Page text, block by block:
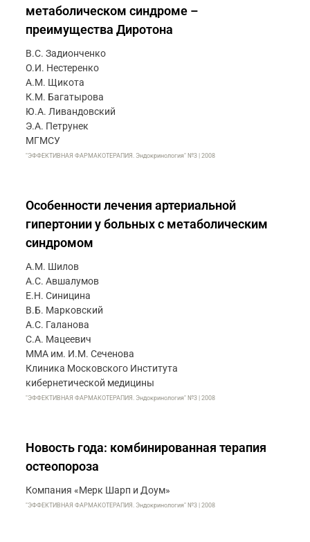
метаболическом синдроме –
преимущества Диротона
В.С. Задионченко
О.И. Нестеренко
А.М. Щикота
К.М. Багатырова
Ю.А. Ливандовский
Э.А. Петрунек
МГМСУ
"ЭФФЕКТИВНАЯ ФАРМАКОТЕРАПИЯ. Эндокринология" №3 | 2008
Особенности лечения артериальной
гипертонии у больных с метаболическим
синдромом
А.М. Шилов
А.С. Авшалумов
Е.Н. Синицина
В.Б. Марковский
А.С. Галанова
С.А. Мацеевич
ММА им. И.М. Сеченова
Клиника Московского Института
кибернетической медицины
"ЭФФЕКТИВНАЯ ФАРМАКОТЕРАПИЯ. Эндокринология" №3 | 2008
Новость года: комбинированная терапия
остеопороза
Компания «Мерк Шарп и Доум»
"ЭФФЕКТИВНАЯ ФАРМАКОТЕРАПИЯ. Эндокринология" №3 | 2008